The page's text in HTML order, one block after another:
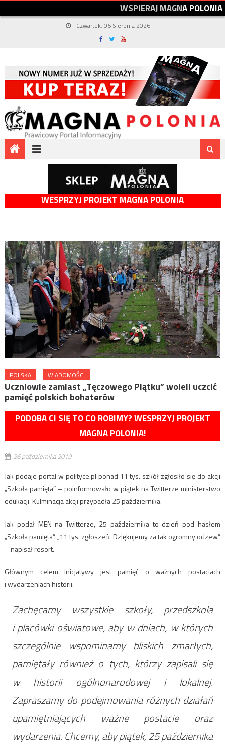
WSPIERAJMAGNAPOLONIA
Czwartek, 06 Sierpnia 2026
WESPRZYJ PROJEKT MAGNA POLONIA
POLSKA WIADOMOŚCI
Uczniowie zamiast „Tęczowego Piątku” woleli uczcić
pamięć polskich bohaterów
PODOBA CI SIĘ TO CO ROBIMY? WESPRZYJ PROJEKT
MAGNA POLONIA!
26 października 2019
Jak podaje portal w polityce.pl ponad 11 tys. szkół zgłosiło się do akcji
„Szkoła pamięta” – poinformowało w piątek na Twitterze ministerstwo
edukacji. Kulminacja akcji przypadła 25 października.
Jak podał MEN na Twitterze, 25 października to dzień pod hasłem
„Szkoła pamięta”. „11 tys. zgłoszeń. Dziękujemy za tak ogromny odzew”
– napisał resort.
Głównym celem inicjatywy jest pamięć o ważnych postaciach
i wydarzeniach historii.
Zachęcamy wszystkie szkoły, przedszkola
i placówki oświatowe, aby w dniach, w których
szczególnie wspominamy bliskich zmarłych,
pamiętały również o tych, którzy zapisali się
w historii ogólnonarodowej i lokalnej.
Zapraszamy do podejmowania różnych działań
upamiętniających ważne postacie oraz
wydarzenia. Chcemy, aby piątek, 25 października